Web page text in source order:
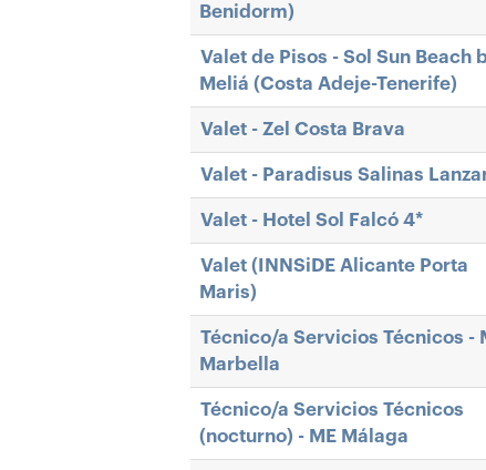
Benidorm)
Valet de Pisos - Sol Sun Beach
Meliá (Costa Adeje-Tenerife)
Valet - Zel Costa Brava
Valet - Paradisus Salinas
Valet - Hotel Sol Falcó 4*
Valet (INNSiDE Alicante Porta
Maris)
Técnico/a Servicios Técnicos -
Marbella
Técnico/a Servicios Técnicos
(nocturno) - ME Málaga